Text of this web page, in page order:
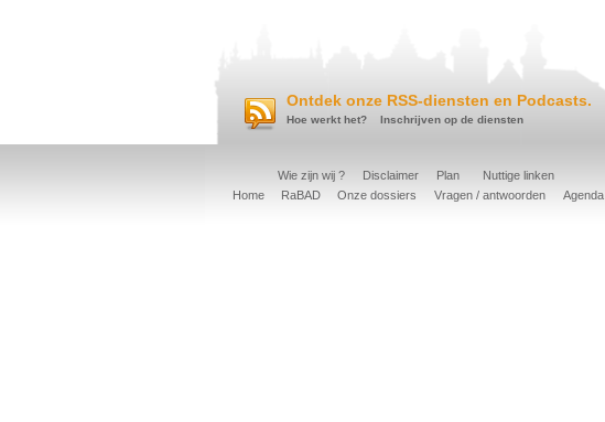
Ontdek onze RSS-diensten en Podcasts.
Hoe werkt het? Inschrijven op de diensten
Wie zijn wij ? Disclaimer Plan
Nuttige linken
Home
RaBAD Onze dossiers Vragen / antwoorden Agenda